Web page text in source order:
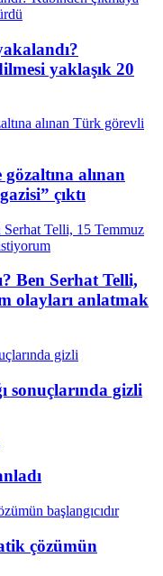
yaklaşık 20
alınan
çıktı
Ben Serhat Telli,
olayları anlatmak
sonuçlarında gizli
çözümün